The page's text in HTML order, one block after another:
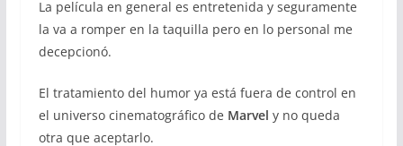
La película en general es entretenida y seguramente
la va a romper en la taquilla pero en lo personal me
decepcionó.
El tratamiento del humor ya está fuera de control en
el universo cinematográfico de Marvel y no queda
otra que aceptarlo.